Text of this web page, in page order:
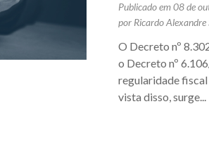
Publicado em 08 de
por Ricardo Alexandre
O Decreto nº
o Decreto nº
regularidade fiscal
vista disso, surge...